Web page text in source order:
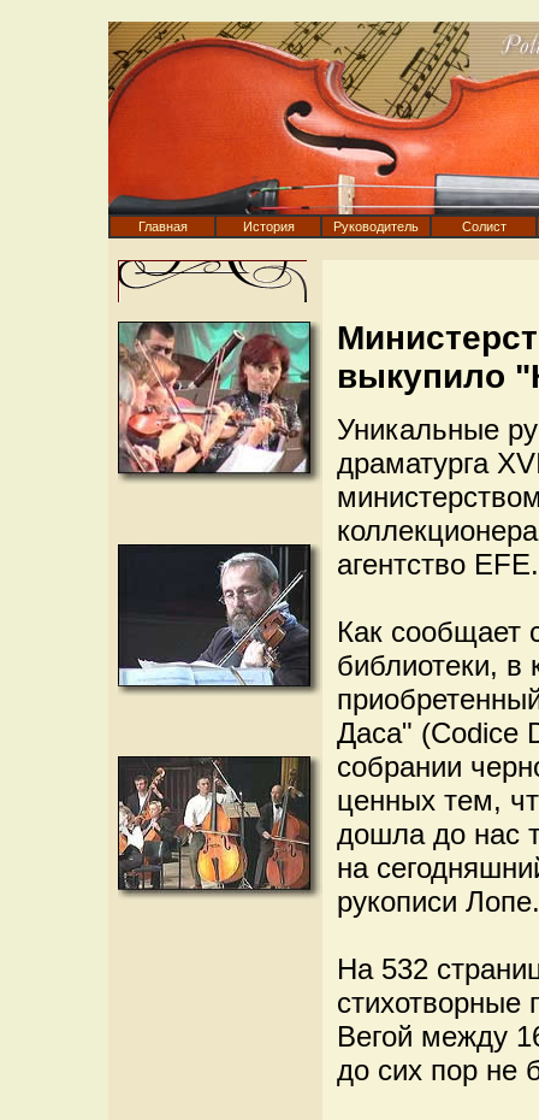
Главная История Руководитель Солист
выкупило
Уникальные
драматурга
агентство EFE.
Как сообщает
библиотеки, в
Даса" (Codice
собрании
ценных тем,
дошла до нас
на
рукописи Лопе.
На 532
стихотворные
Вегой между
до сих пор не